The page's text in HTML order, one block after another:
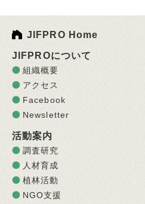
JIFPRO Home
JIFPROについて
組織概要
アクセス
Facebook
Newsletter
活動案内
調査研究
人材育成
植林活動
NGO支援